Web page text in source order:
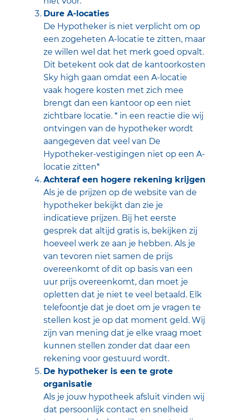
Dure A-locaties
De Hypotheker is niet verplicht om op
een zogeheten A-locatie te zitten, maar
ze willen wel dat het merk goed opvalt.
Dit betekent ook dat de kantoorkosten
Sky high gaan omdat een A-locatie
vaak hogere kosten met zich mee
brengt dan een kantoor op een niet
zichtbare locatie. * in een reactie die wij
ontvingen van de hypotheker wordt
aangegeven dat veel van De
Hypotheker-vestigingen niet op een A-
locatie zitten*
Achteraf een hogere rekening krijgen
Als je de prijzen op de website van de
hypotheker bekijkt dan zie je
indicatieve prijzen. Bij het eerste
gesprek dat altijd gratis is, bekijken zij
hoeveel werk ze aan je hebben. Als je
van tevoren niet samen de prijs
overeenkomt of dit op basis van een
uur prijs overeenkomt, dan moet je
opletten dat je niet te veel betaald. Elk
telefoontje dat je doet om je vragen te
stellen kost je op dat moment geld. Wij
zijn van mening dat je elke vraag moet
kunnen stellen zonder dat daar een
rekening voor gestuurd wordt.
De hypotheker is een te grote
organisatie
Als je jouw hypotheek afsluit vinden wij
dat persoonlijk contact en snelheid